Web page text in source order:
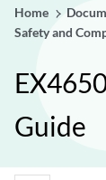
Home
Safety and
Guide